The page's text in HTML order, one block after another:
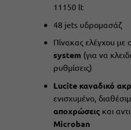
11150 lt
48 jets υδρομασάζ
Πίνακας ελέγχου με
system (για να
ρυθμίσεις)
Lucite καναδικό
ενισχυμένο,
αποχρώσεις και
Microban